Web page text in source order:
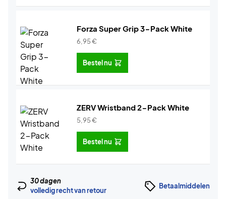
Forza Super Grip 3-Pack White
6,95€
Bestel nu
ZERV Wristband 2-Pack White
5,95€
Bestel nu
30 dagen
volledig recht van retour
Betaalmiddelen